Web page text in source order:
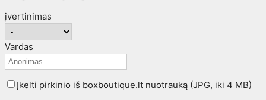
įvertinimas
Vardas
Įkelti pirkinio iš boxboutique.lt nuotrauką (JPG, iki 4 MB)